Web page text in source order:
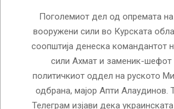
Поголемиот дел од опремата на
вооружени сили во Курската
соопштија денеска командантот
сили Ахмат и заменик-шефот
политичкиот оддел на руското
одбрана, мајор Апти Алаудинов.
Телеграм изјави дека